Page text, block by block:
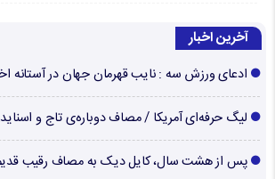
آخرین اخبار
ادعای ورزش سه : نایب قهرمان جهان در آستانه
لیگ حرفه‌ای آمریکا / مصاف دوباره‌ی تاج و
پس از هشت سال، کایل دیک به مصاف رقیب